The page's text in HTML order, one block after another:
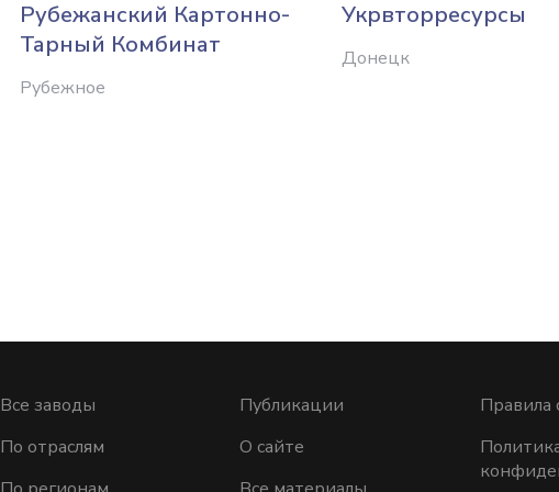
Рубежанский Картонно-
Тарный Комбинат
Рубежное
Укрвторресурсы
Донецк
Все заводы
По отраслям
Публикации
О сайте
Правила